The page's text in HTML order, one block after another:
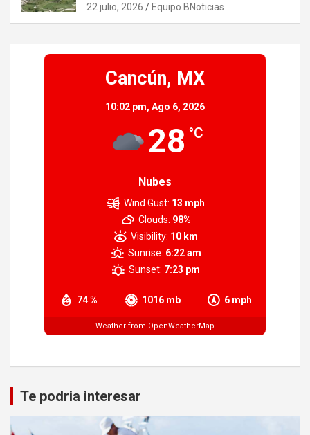
22 julio, 2026 Equipo BNoticias
Cancún, MX
10:02 pm, Ago 6, 2026
28 °C
Nubes
74 % 1016 mb 6 mph
Wind Gust: 13 mph
Clouds: 98%
Visibility: 10 km
Sunrise: 6:22 am
Sunset: 7:23 pm
Weather from OpenWeatherMap
Te podria interesar